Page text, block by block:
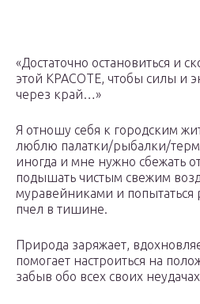
«Достаточно остановиться и
этой КРАСОТЕ, чтобы силы и
через край…»
Я отношу себя к городским
люблю палатки/рыбалки/
иногда и мне нужно сбежать
подышать чистым свежим
муравейниками и
пчел в тишине.
Природа заряжает,
помогает настроиться на
забыв обо всех своих